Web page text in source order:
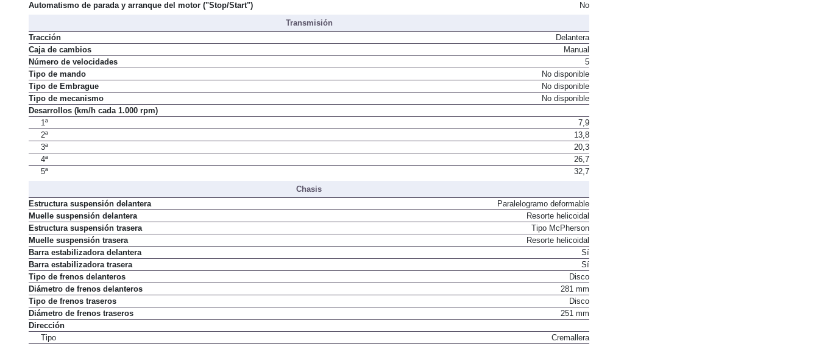
Automatismo de parada y arranque del motor ("Stop/Start")
No
Transmisión
Tracción
Delantera
Caja de cambios
Manual
Número de velocidades
5
Tipo de mando
No disponible
Tipo de Embrague
No disponible
Tipo de mecanismo
No disponible
Desarrollos (km/h cada 1.000 rpm)
1ª
7,9
2ª
13,8
3ª
20,3
4ª
26,7
5ª
32,7
Chasis
Estructura suspensión delantera
Paralelogramo deformable
Muelle suspensión delantera
Resorte helicoidal
Estructura suspensión trasera
Tipo McPherson
Muelle suspensión trasera
Resorte helicoidal
Barra estabilizadora delantera
Sí
Barra estabilizadora trasera
Sí
Tipo de frenos delanteros
Disco
Diámetro de frenos delanteros
281 mm
Tipo de frenos traseros
Disco
Diámetro de frenos traseros
251 mm
Dirección
Tipo
Cremallera